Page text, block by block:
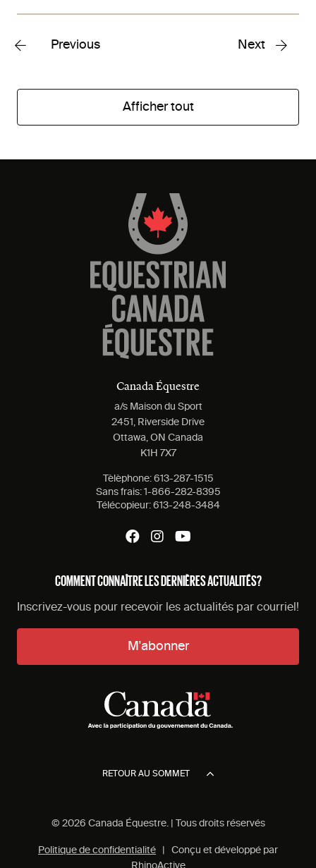
Previous Next
Afficher tout
Canada Équestre
a/s Maison du Sport
2451, Riverside Drive
Ottawa, ON Canada
K1H 7X7
Tèlèphone: 613-287-1515
Sans frais: 1-866-282-8395
Télécopieur: 613-248-3484
COMMENT CONNAÎTRE LES DERNIÈRES ACTUALITÉS?
Inscrivez-vous pour recevoir les actualités par courriel!
M'abonner
RETOUR AU SOMMET
© 2026 Canada Équestre. | Tous droits réservés
Politique de confidentialité | Conçu et développé par